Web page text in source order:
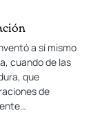
a sí mismo
cuando de las
que
de